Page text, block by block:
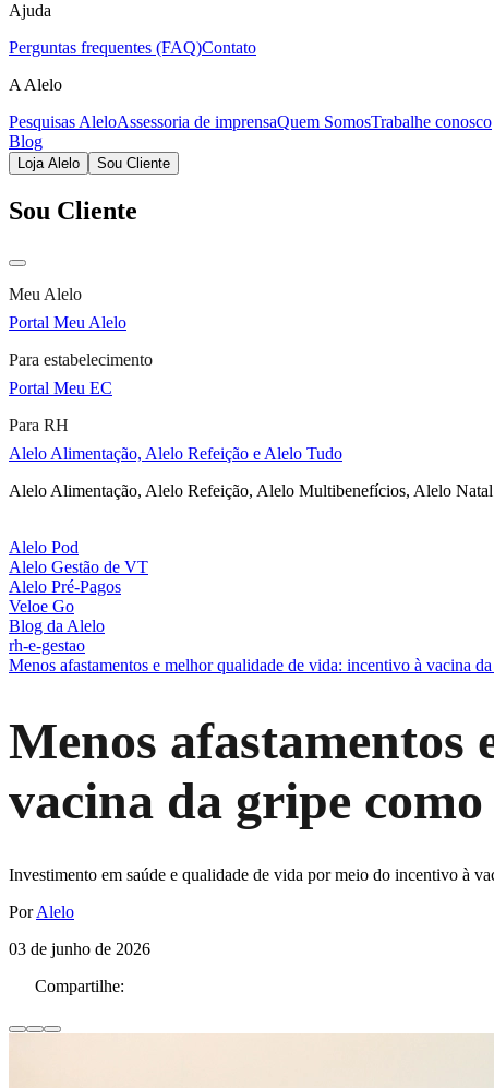
Ajuda
Perguntas frequentes (FAQ)Contato
A Alelo
Pesquisas AleloAssessoria de imprensaQuem SomosTrabalhe conosco
Blog
Loja Alelo Sou Cliente
Sou Cliente
Meu Alelo
Portal Meu Alelo
Para estabelecimento
Portal Meu EC
Para RH
Alelo Alimentação, Alelo Refeição e Alelo Tudo
Alelo Alimentação, Alelo Refeição, Alelo Multibenefícios, Alelo
Alelo Pod
Alelo Gestão de VT
Alelo Pré-Pagos
Veloe Go
Blog da Alelo
rh-e-gestao
Menos afastamentos e melhor qualidade de vida: incentivo à vacina
Menos
vacina da gripe
Investimento em saúde e qualidade de vida por meio do incentivo à
PorAlelo
03 de junho de 2026
Compartilhe: